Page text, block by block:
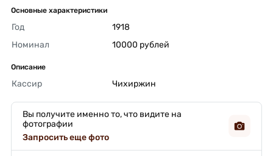
Основные характеристики
Год
1918
Номинал
10000 рублей
Описание
Кассир Чихиржин
Вы получите именно то, что видите на
фотографии
Запросить еще фото